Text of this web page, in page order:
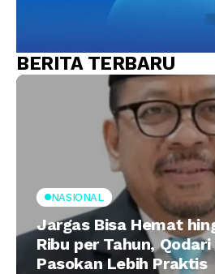
BERITA TERBARU
NASIONAL
Jargas Bisa Hemat
Ribu per Tahun,
Pasokan Lebih Praktis